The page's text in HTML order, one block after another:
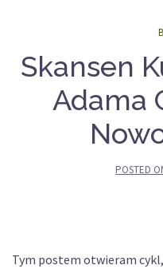
Skansen
Adama
POSTED
Tym postem otwieram